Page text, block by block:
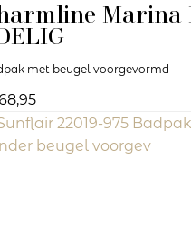
Marina
met beugel voorgevormd